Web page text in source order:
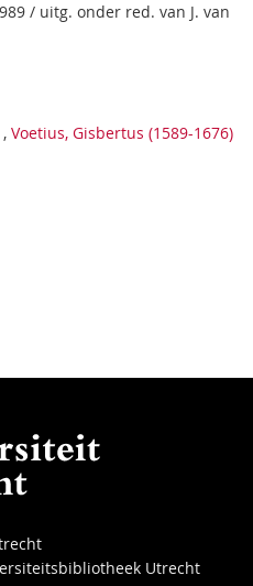
/ uitg. onder red. van J. van
, Voetius, Gisbertus (1589-1676)
Utrecht